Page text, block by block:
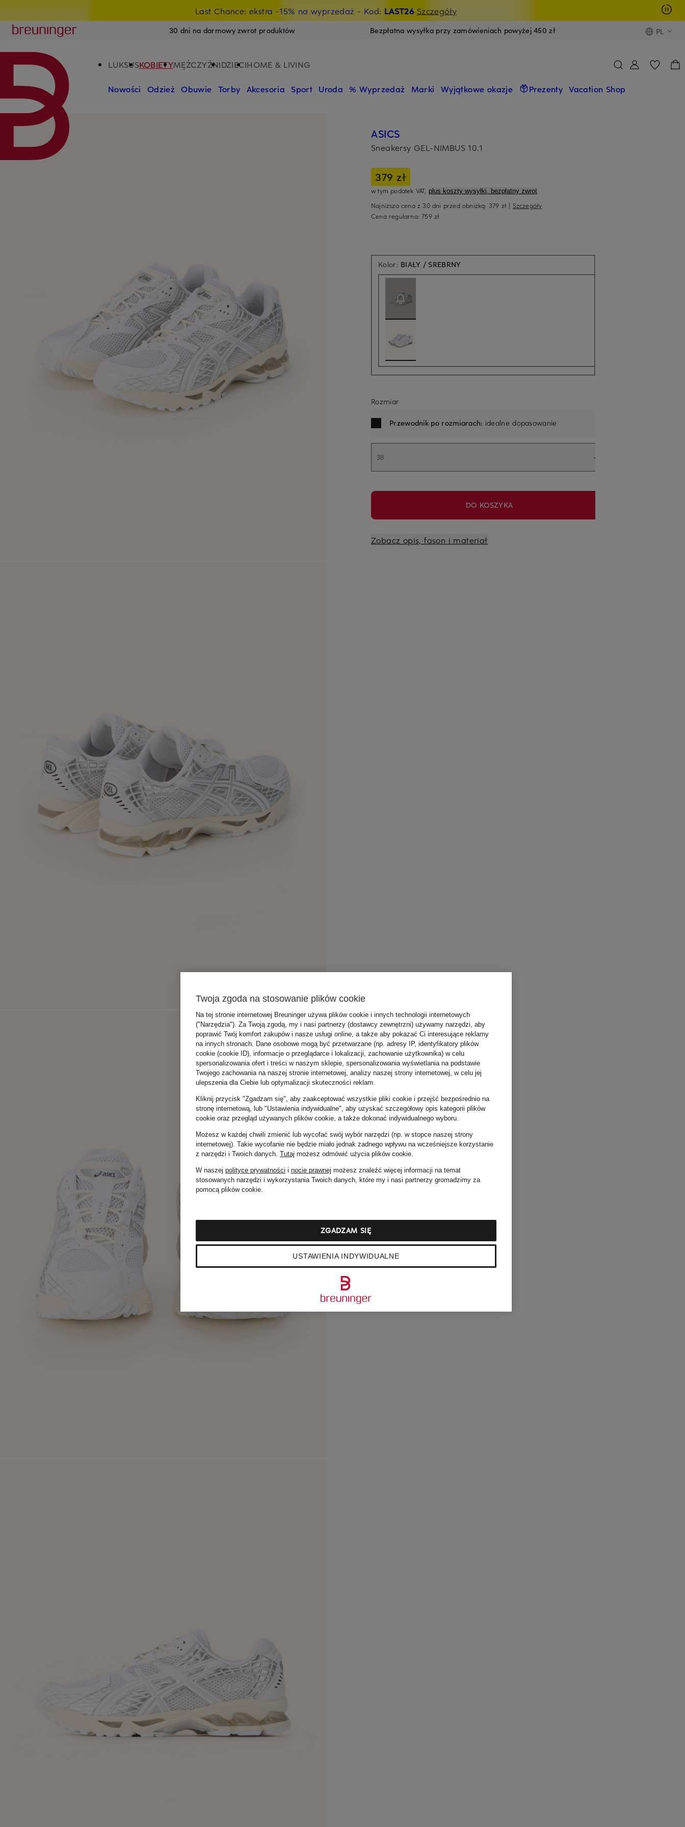
Last Chance: ekstra -15% na wyprzedaż - Kod: LAST26 Szczegóły
Breuninger
30 dni na darmowy zwrot produktów Bezpłatna wysyłka przy zamówieniach powyżej 450 zł PL
LUKSUSKOBIETYMĘŻCZYŹNIDZIECIHOME & LIVING
Nowości Odzież Obuwie Torby Akcesoria Sport Uroda % Wyprzedaż Marki Wyjątkowe okazje Prezenty Vacation Shop
ASICS
Sneakersy GEL-NIMBUS 10.1
379 zł
w tym podatek VAT, plus koszty wysyłki, bezpłatny zwrot
Najniższa cena z 30 dni przed obniżką: 379 zł | Szczegóły
Cena regularna:759 zł
Kolor: BIAŁY / SREBRNYAktualnie niedostępne
Rozmiar
Przewodnik po rozmiarach: idealne dopasowanie
38
DO KOSZYKA
Zobacz opis, fason i materiał
Twoja zgoda na stosowanie plików cookie
Na tej stronie internetowej Breuninger używa plików cookie i innych technologii internetowych
("Narzędzia"). Za Twoją zgodą, my i nasi partnerzy (dostawcy zewnętrzni) używamy narzędzi, aby
poprawić Twój komfort zakupów i nasze usługi online, a także aby pokazać Ci interesujące reklamy
na innych stronach. Dane osobowe mogą być przetwarzane (np. adresy IP, identyfikatory plików
cookie (cookie ID), informacje o przeglądarce i lokalizacji, zachowanie użytkownika) w celu
spersonalizowania ofert i treści w naszym sklepie, spersonalizowania wyświetlania na podstawie
Twojego zachowania na naszej stronie internetowej, analizy naszej strony internetowej, w celu jej
ulepszenia dla Ciebie lub optymalizacji skuteczności reklam.
Kliknij przycisk "Zgadzam się", aby zaakceptować wszystkie pliki cookie i przejść bezpośrednio na
stronę internetową, lub "Ustawienia indywidualne", aby uzyskać szczegółowy opis kategorii plików
cookie oraz przegląd używanych plików cookie, a także dokonać indywidualnego wyboru.
Możesz w każdej chwili zmienić lub wycofać swój wybór narzędzi (np. w stopce naszej strony
internetowej). Takie wycofanie nie będzie miało jednak żadnego wpływu na wcześniejsze korzystanie
z narzędzi i Twoich danych. Tutaj możesz odmówić użycia plików cookie.
W naszej polityce prywatności i nocie prawnej możesz znaleźć więcej informacji na temat
stosowanych narzędzi i wykorzystania Twoich danych, które my i nasi partnerzy gromadzimy za
pomocą plików cookie.
USTAWIENIA INDYWIDUALNE
ZGADZAM SIĘ